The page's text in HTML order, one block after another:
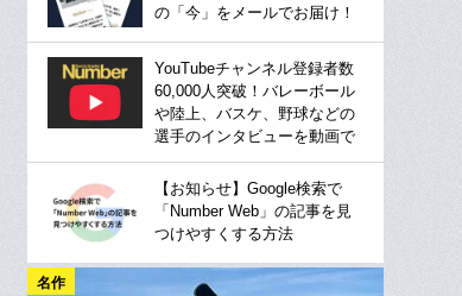
の「今」をメールでお届け！
YouTubeチャンネル登録者数
60,000人突破！バレーボール
や陸上、バスケ、野球などの
選手のインタビューを動画で
【お知らせ】Google検索で
「Number Web」の記事を見
つけやすくする方法
名作